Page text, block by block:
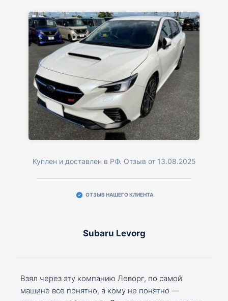
Куплен и доставлен в РФ. Отзыв от 13.08.2025
ОТЗЫВ НАШЕГО КЛИЕНТА
Subaru Levorg
Взял через эту компанию Леворг, по самой
машине все понятно, а кому не понятно —